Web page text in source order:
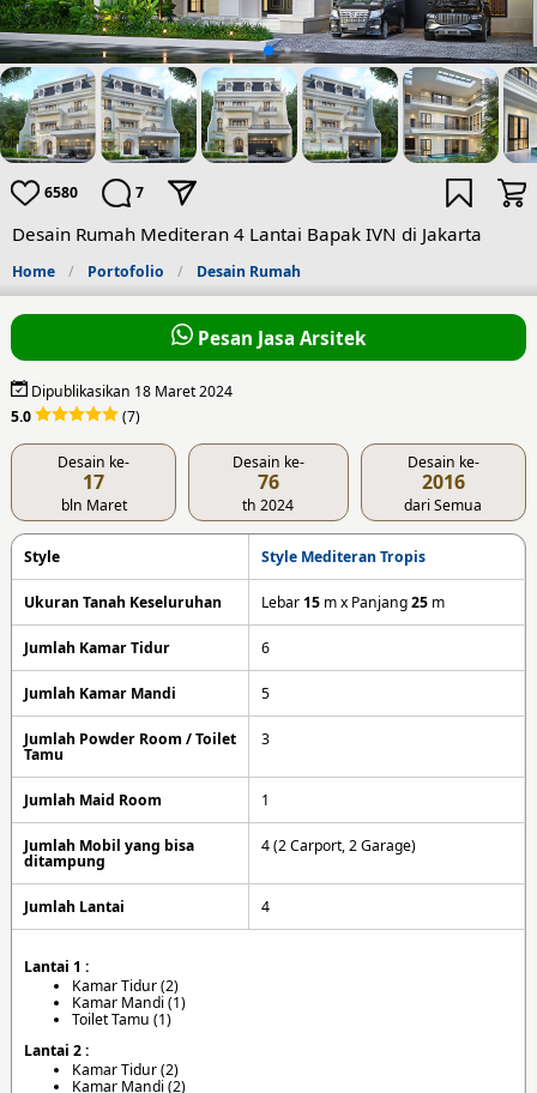
6580 7
Desain Rumah Mediteran 4 Lantai Bapak IVN di Jakarta
Home Portofolio Desain Rumah
Pesan Jasa Arsitek
Dipublikasikan 18 Maret 2024
5.0
(7)
Desain ke-
17
bln Maret
Desain ke-
76
th 2024
Desain ke-
2016
dari Semua
Style Style Mediteran Tropis
Ukuran Tanah Keseluruhan Lebar 15 m x Panjang25 m
Jumlah Kamar Tidur 6
Jumlah Kamar Mandi 5
Jumlah Powder Room / Toilet
Tamu
3
Jumlah Maid Room 1
Jumlah Mobil yang bisa
ditampung
4 (2 Carport, 2 Garage)
Jumlah Lantai 4
Lantai 1 :
Kamar Tidur (2)
Kamar Mandi (1)
Toilet Tamu (1)
Lantai 2 :
Kamar Tidur (2)
Kamar Mandi (2)